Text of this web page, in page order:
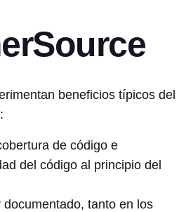
beneficios típicos del
de código e
del código al principio del
tanto en los